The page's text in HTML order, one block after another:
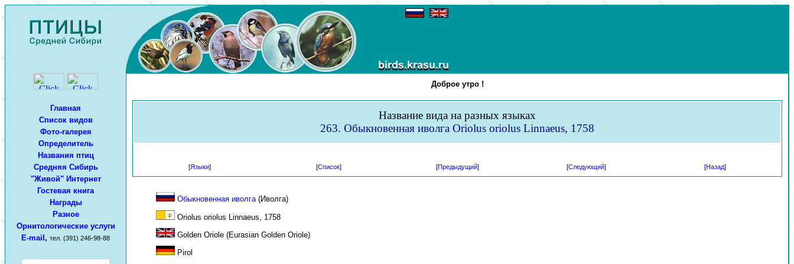
Главная
Список видов
Фото-галерея
Определитель
Названия птиц
Средняя Сибирь
"Живой" Интернет
Гостевая книга
Награды
Разное
Орнитологические услуги
E-mail , тел. (391) 246-98-88
Доброе утро !
Название вида на разных языках
263. Обыкновенная иволга Oriolus oriolus Linnaeus, 1758
[Языки] [Список] [Предыдущий] [Следующий] [Назад]
Обыкновенная иволга(Иволга)
Oriolus oriolus Linnaeus, 1758
Golden Oriole (Eurasian Golden Oriole)
Pirol